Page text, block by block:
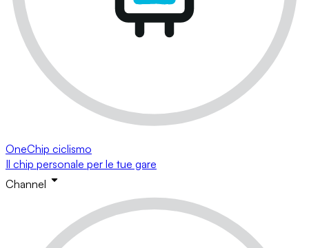
OneChip ciclismo
Il chip personale per le tue gare
Channel